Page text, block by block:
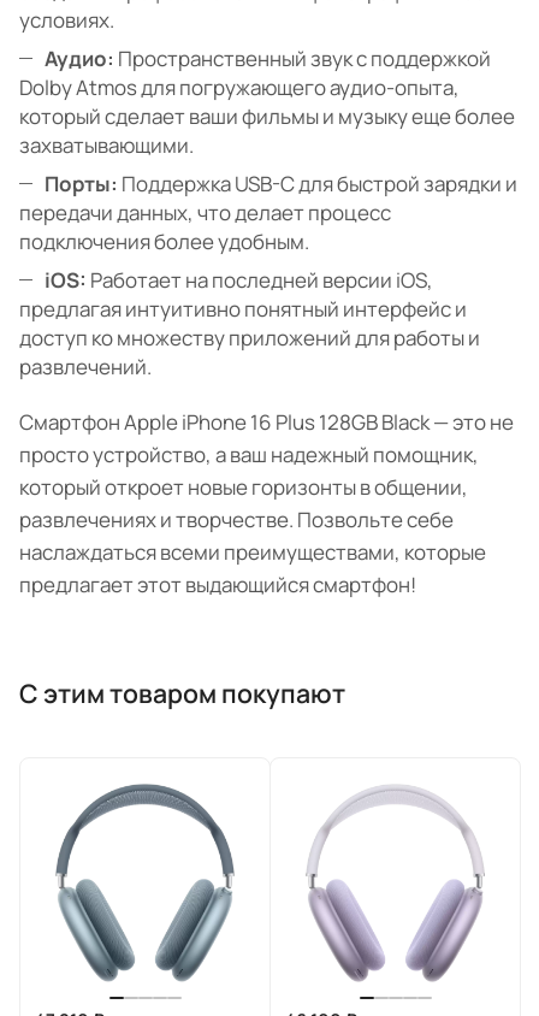
условиях.
Аудио: Пространственный звук с поддержкой
Dolby Atmos для погружающего аудио-опыта,
который сделает ваши фильмы и музыку еще более
захватывающими.
Порты: Поддержка USB-C для быстрой зарядки и
передачи данных, что делает процесс
подключения более удобным.
iOS: Работает на последней версии iOS,
предлагая интуитивно понятный интерфейс и
доступ ко множеству приложений для работы и
развлечений.
Смартфон Apple iPhone 16 Plus 128GB Black — это не
просто устройство, а ваш надежный помощник,
который откроет новые горизонты в общении,
развлечениях и творчестве. Позвольте себе
наслаждаться всеми преимуществами, которые
предлагает этот выдающийся смартфон!
С этим товаром покупают